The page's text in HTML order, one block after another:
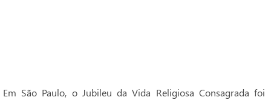
Em São Paulo, o Jubileu da Vida Religiosa Consagrada foi